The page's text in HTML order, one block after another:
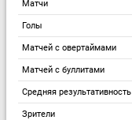
Матчи
Голы
Матчей с овертаймами
Матчей с буллитами
Средняя результативность
Зрители